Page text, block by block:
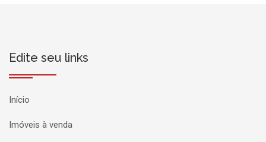
Edite seu links
Início
Imóveis à venda